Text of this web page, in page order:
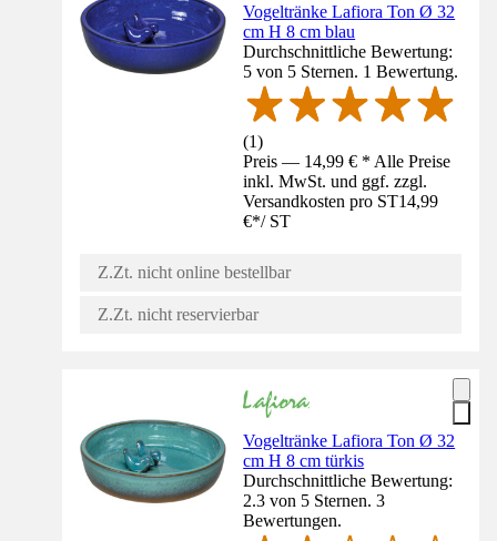
Vogeltränke Lafiora Ton Ø 32
cm H 8 cm blau
Durchschnittliche Bewertung:
5 von 5 Sternen. 1 Bewertung.
(1)
Preis — 14,99 € * Alle Preise
inkl. MwSt. und ggf. zzgl.
Versandkosten pro ST14,99
€*/ ST
Z.Zt. nicht online bestellbar
Z.Zt. nicht reservierbar
Vogeltränke Lafiora Ton Ø 32
cm H 8 cm türkis
Durchschnittliche Bewertung:
2.3 von 5 Sternen. 3
Bewertungen.